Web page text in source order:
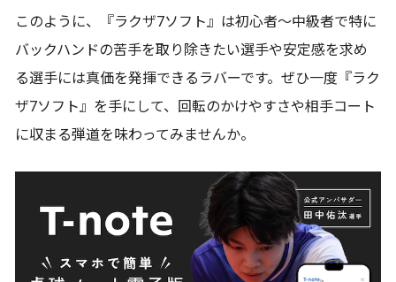
このように、『ラクザ7ソフト』は初心者～中級者で特に
バックハンドの苦手を取り除きたい選手や安定感を求め
る選手には真価を発揮できるラバーです。ぜひ一度『ラク
ザ7ソフト』を手にして、回転のかけやすさや相手コート
に収まる弾道を味わってみませんか。